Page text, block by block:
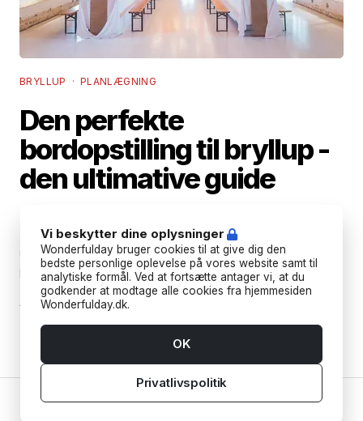
BRYLLUP · PLANLÆGNING
Den perfekte
bordopstilling til bryllup -
den ultimative guide
Hvis ikke - så frygt ej. Vi giver jer her den
ultimative guide til, hvordan I griber
planlægningen an.
WONDERFULDAY
Vi beskytter dine oplysninger
Wonderfulday bruger cookies til at give dig den
bedste personlige oplevelse på vores website samt til
analytiske formål. Ved at fortsætte antager vi, at du
godkender at modtage alle cookies fra hjemmesiden
Wonderfulday.dk.
Privatlivspolitik
OK